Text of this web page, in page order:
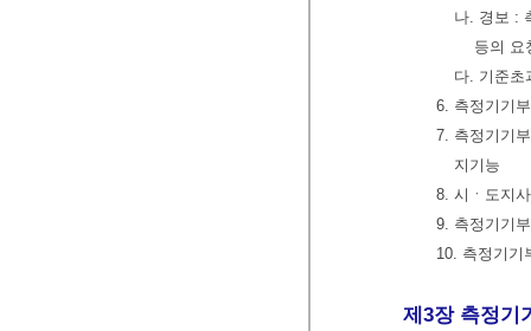
나. 경보 :
등의 요
다. 기준초
6. 측정기기
7. 측정기기
지기능
8. 시ㆍ도지
9. 측정기기
10. 측정기기
제3장 측정기